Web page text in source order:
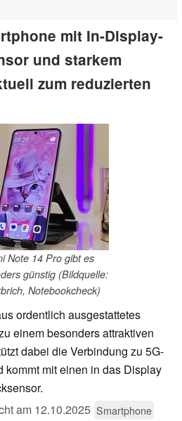
mit In-Display-
und starkem
zum reduzierten
Note 14 Pro gibt es
günstig (Bildquelle:
Notebookcheck)
ordentlich ausgestattetes
einem besonders attraktiven
dabei die Verbindung zu 5G-
kommt mit einen in das Display
am 12.10.2025 Smartphone